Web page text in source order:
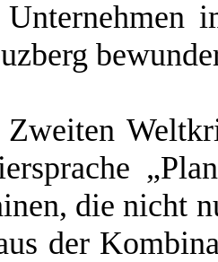
Unternehmen
Zweiten
die nicht
der